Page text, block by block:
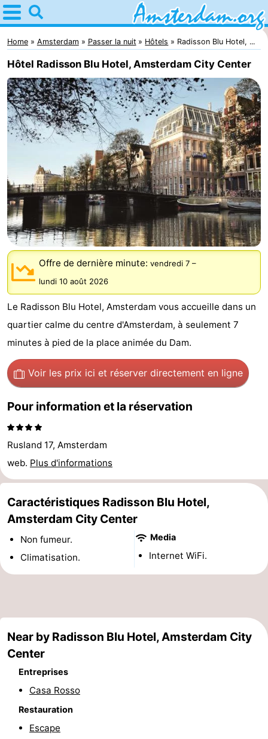
Home
Amsterdam
Itinéraires
Avec
les
enfants
Jeunes
adultes
Gratuitement
Passer
la
nuit
Appartements
Campings
Chambre
d'hôtes
Chaumières
-
Het
Amsterdamse
Bos
Spaarnwoude
Hôtels
Last
Attractions
Choses
à
faire
Lieux
d'intérêt
-
Musées
Points
de
vue
Attractions
-
Croisières
Experiences
Villages
Home Amsterdam Passer la nuit Hôtels Radisson Blu Hotel, ...
Hôtel Radisson Blu Hotel, Amsterdam City Center
Offre de dernière minute: vendredi 7 –
lundi 10 août 2026
Le Radisson Blu Hotel, Amsterdam vous accueille dans un
quartier calme du centre d'Amsterdam, à seulement 7
minutes à pied de la place animée du Dam.
Voir les prix ici et réserver directement en ligne
Pour information et la réservation
Rusland 17, Amsterdam
web. Plus d'informations
Caractéristiques Radisson Blu Hotel,
Amsterdam City Center
Non fumeur.
Climatisation.
Media
Internet WiFi.
Near by Radisson Blu Hotel, Amsterdam City
Center
Entreprises
Casa Rosso
Restauration
Escape